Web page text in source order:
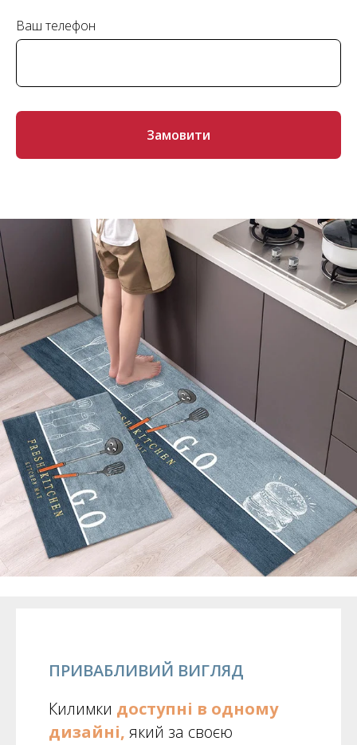
Ваш телефон
Замовити
ПРИВАБЛИВИЙ ВИГЛЯД
Килимки доступні в одному
дизайні, який за своєю